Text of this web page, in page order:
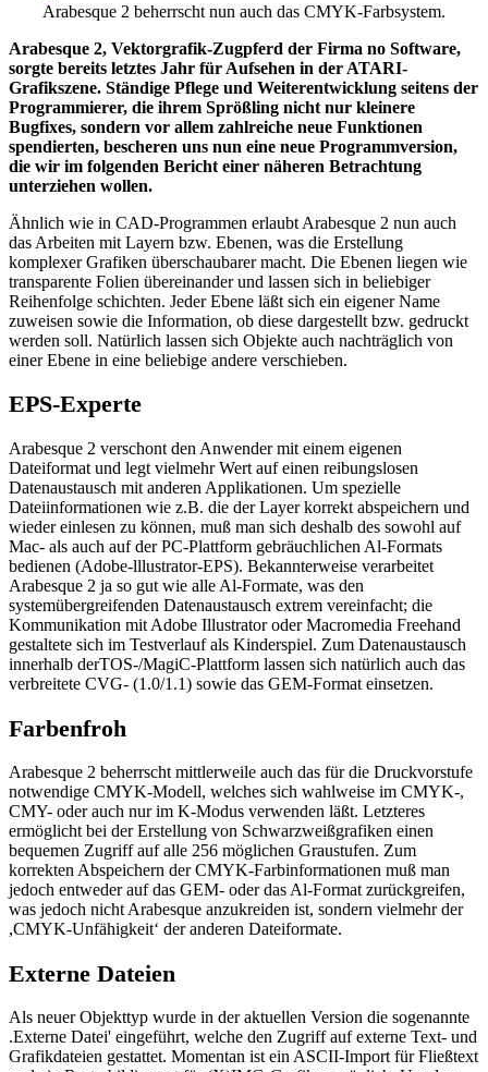
Arabesque 2 beherrscht nun auch das CMYK-Farbsystem.
Arabesque 2, Vektorgrafik-Zugpferd der Firma no Software,
sorgte bereits letztes Jahr für Aufsehen in der ATARI-
Grafikszene. Ständige Pflege und Weiterentwicklung seitens der
Programmierer, die ihrem Sprößling nicht nur kleinere
Bugfixes, sondern vor allem zahlreiche neue Funktionen
spendierten, bescheren uns nun eine neue Programmversion,
die wir im folgenden Bericht einer näheren Betrachtung
unterziehen wollen.
Ähnlich wie in CAD-Programmen erlaubt Arabesque 2 nun auch
das Arbeiten mit Layern bzw. Ebenen, was die Erstellung
komplexer Grafiken überschaubarer macht. Die Ebenen liegen wie
transparente Folien übereinander und lassen sich in beliebiger
Reihenfolge schichten. Jeder Ebene läßt sich ein eigener Name
zuweisen sowie die Information, ob diese dargestellt bzw. gedruckt
werden soll. Natürlich lassen sich Objekte auch nachträglich von
einer Ebene in eine beliebige andere verschieben.
EPS-Experte
Arabesque 2 verschont den Anwender mit einem eigenen
Dateiformat und legt vielmehr Wert auf einen reibungslosen
Datenaustausch mit anderen Applikationen. Um spezielle
Dateiinformationen wie z.B. die der Layer korrekt abspeichern und
wieder einlesen zu können, muß man sich deshalb des sowohl auf
Mac- als auch auf der PC-Plattform gebräuchlichen Al-Formats
bedienen (Adobe-lllustrator-EPS). Bekannterweise verarbeitet
Arabesque 2 ja so gut wie alle Al-Formate, was den
systemübergreifenden Datenaustausch extrem vereinfacht; die
Kommunikation mit Adobe Illustrator oder Macromedia Freehand
gestaltete sich im Testverlauf als Kinderspiel. Zum Datenaustausch
innerhalb derTOS-/MagiC-Plattform lassen sich natürlich auch das
verbreitete CVG- (1.0/1.1) sowie das GEM-Format einsetzen.
Farbenfroh
Arabesque 2 beherrscht mittlerweile auch das für die Druckvorstufe
notwendige CMYK-Modell, welches sich wahlweise im CMYK-,
CMY- oder auch nur im K-Modus verwenden läßt. Letzteres
ermöglicht bei der Erstellung von Schwarzweißgrafiken einen
bequemen Zugriff auf alle 256 möglichen Graustufen. Zum
korrekten Abspeichern der CMYK-Farbinformationen muß man
jedoch entweder auf das GEM- oder das Al-Format zurückgreifen,
was jedoch nicht Arabesque anzukreiden ist, sondern vielmehr der
,CMYK-Unfähigkeit‘ der anderen Dateiformate.
Externe Dateien
Als neuer Objekttyp wurde in der aktuellen Version die sogenannte
.Externe Datei' eingeführt, welche den Zugriff auf externe Text- und
Grafikdateien gestattet. Momentan ist ein ASCII-Import für Fließtext